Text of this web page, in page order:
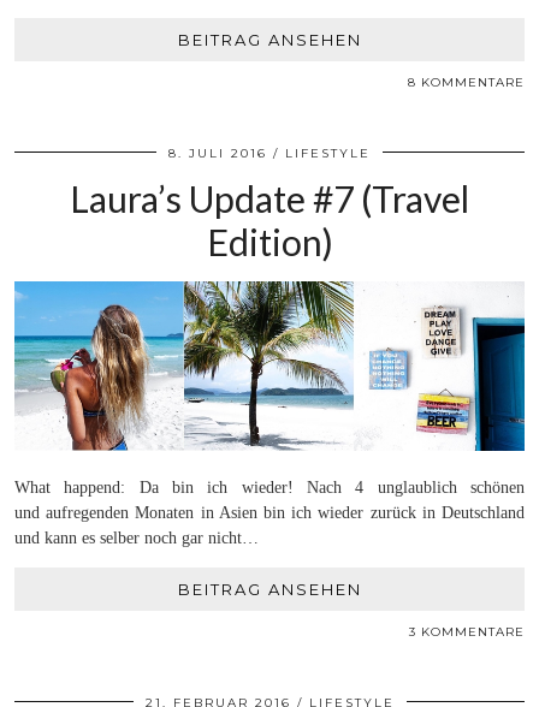
BEITRAG ANSEHEN
8 KOMMENTARE
8. JULI 2016 LIFESTYLE
Laura’s Update #7 (Travel
Edition)
What happend: Da bin ich wieder! Nach 4 unglaublich schönen
und aufregenden Monaten in Asien bin ich wieder zurück in Deutschland
und kann es selber noch gar nicht…
BEITRAG ANSEHEN
3 KOMMENTARE
21. FEBRUAR 2016 LIFESTYLE